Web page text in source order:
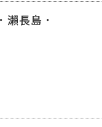
瀨長島．